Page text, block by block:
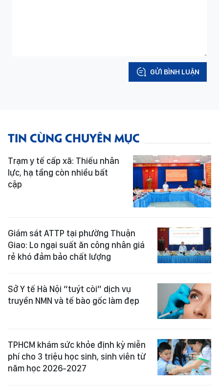
GỬI BÌNH LUẬN
TIN CÙNG CHUYÊN MỤC
Trạm y tế cấp xã: Thiếu nhân
lực, hạ tầng còn nhiều bất
cập
Giám sát ATTP tại phường Thuận
Giao: Lo ngại suất ăn công nhân giá
rẻ khó đảm bảo chất lượng
Sở Y tế Hà Nội “tuýt còi” dịch vụ
truyền NMN và tế bào gốc làm đẹp
TPHCM khám sức khỏe định kỳ miễn
phí cho 3 triệu học sinh, sinh viên từ
năm học 2026-2027